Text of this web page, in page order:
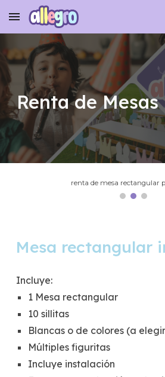
Skip to main content
Renta de
renta de mesa rectangular
Mesa rectangular
Incluye:
1 Mesa rectangular
10 sillitas
Blancas o de colores (a
Múltiples figuritas
Incluye instalación